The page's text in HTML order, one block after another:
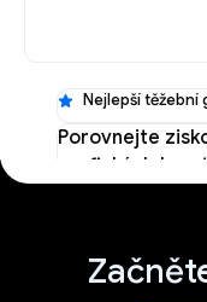
Nejlepší těžební
Porovnejte
grafických